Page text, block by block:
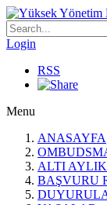
Login
RSS
Menu
ANASAYFA
ALTI
BAŞVURU